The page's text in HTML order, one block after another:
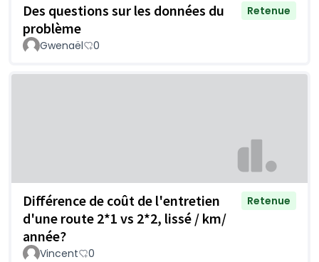
Des questions sur les données du
problème
Retenue
Gwenaël 0
Différence de coût de l'entretien
d'une route 2*1 vs 2*2, lissé / km/
année?
Retenue
Vincent 0